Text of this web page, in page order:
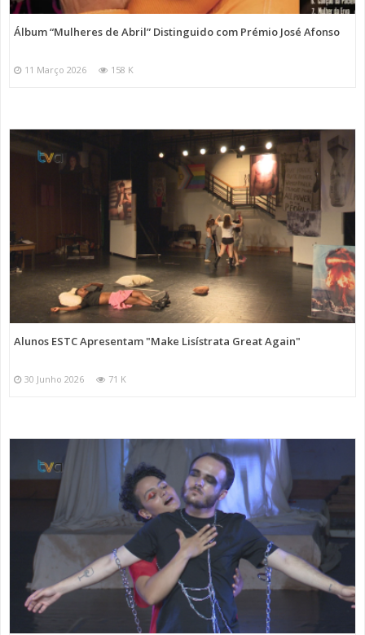
Álbum “Mulheres de Abril” Distinguido com Prémio José Afonso
11 Março 2026 158 K
Alunos ESTC Apresentam "Make Lisístrata Great Again"
30 Junho 2026 71 K